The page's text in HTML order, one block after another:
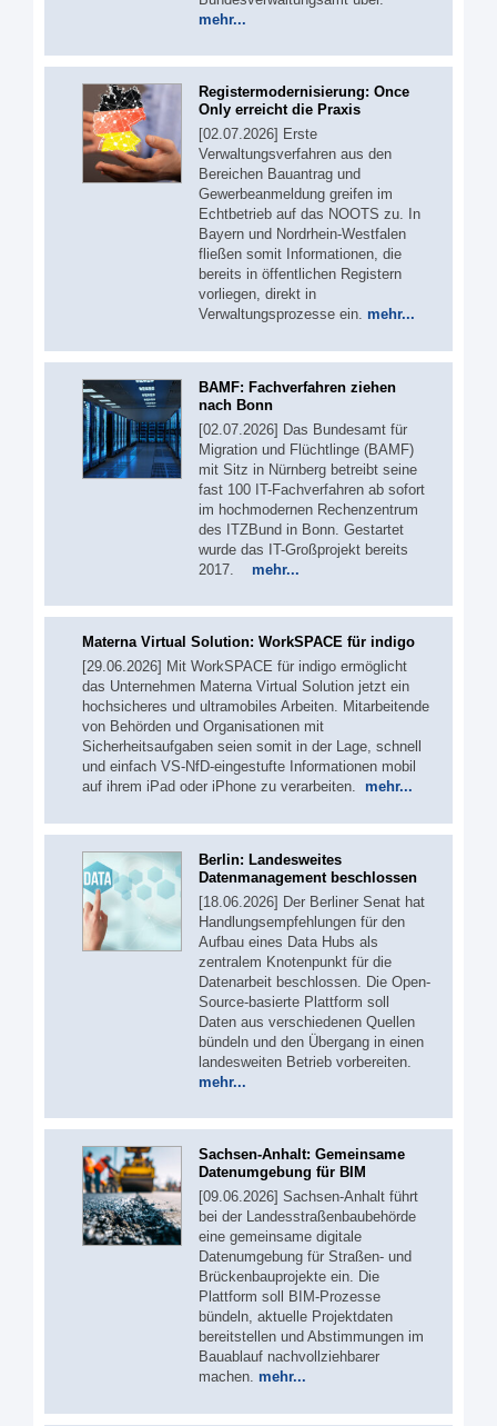
mehr...
Registermodernisierung: Once
Only erreicht die Praxis
[02.07.2026] Erste
Verwaltungsverfahren aus den
Bereichen Bauantrag und
Gewerbeanmeldung greifen im
Echtbetrieb auf das NOOTS zu. In
Bayern und Nordrhein-Westfalen
fließen somit Informationen, die
bereits in öffentlichen Registern
vorliegen, direkt in
Verwaltungsprozesse ein. mehr...
BAMF: Fachverfahren ziehen
nach Bonn
[02.07.2026] Das Bundesamt für
Migration und Flüchtlinge (BAMF)
mit Sitz in Nürnberg betreibt seine
fast 100 IT-Fachverfahren ab sofort
im hochmodernen Rechenzentrum
des ITZBund in Bonn. Gestartet
wurde das IT-Großprojekt bereits
2017. mehr...
Materna Virtual Solution: WorkSPACE für indigo
[29.06.2026] Mit WorkSPACE für indigo ermöglicht
das Unternehmen Materna Virtual Solution jetzt ein
hochsicheres und ultramobiles Arbeiten. Mitarbeitende
von Behörden und Organisationen mit
Sicherheitsaufgaben seien somit in der Lage, schnell
und einfach VS-NfD-eingestufte Informationen mobil
auf ihrem iPad oder iPhone zu verarbeiten. mehr...
Berlin: Landesweites
Datenmanagement beschlossen
[18.06.2026] Der Berliner Senat hat
Handlungsempfehlungen für den
Aufbau eines Data Hubs als
zentralem Knotenpunkt für die
Datenarbeit beschlossen. Die Open-
Source-basierte Plattform soll
Daten aus verschiedenen Quellen
bündeln und den Übergang in einen
landesweiten Betrieb vorbereiten.
mehr...
Sachsen-Anhalt: Gemeinsame
Datenumgebung für BIM
[09.06.2026] Sachsen-Anhalt führt
bei der Landesstraßenbaubehörde
eine gemeinsame digitale
Datenumgebung für Straßen- und
Brückenbauprojekte ein. Die
Plattform soll BIM-Prozesse
bündeln, aktuelle Projektdaten
bereitstellen und Abstimmungen im
Bauablauf nachvollziehbarer
machen. mehr...